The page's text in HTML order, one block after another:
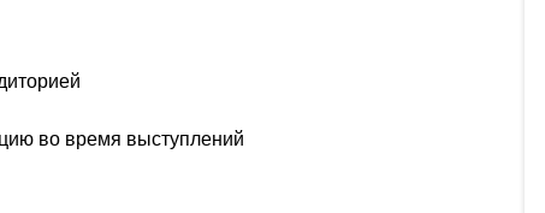
во время выступлений